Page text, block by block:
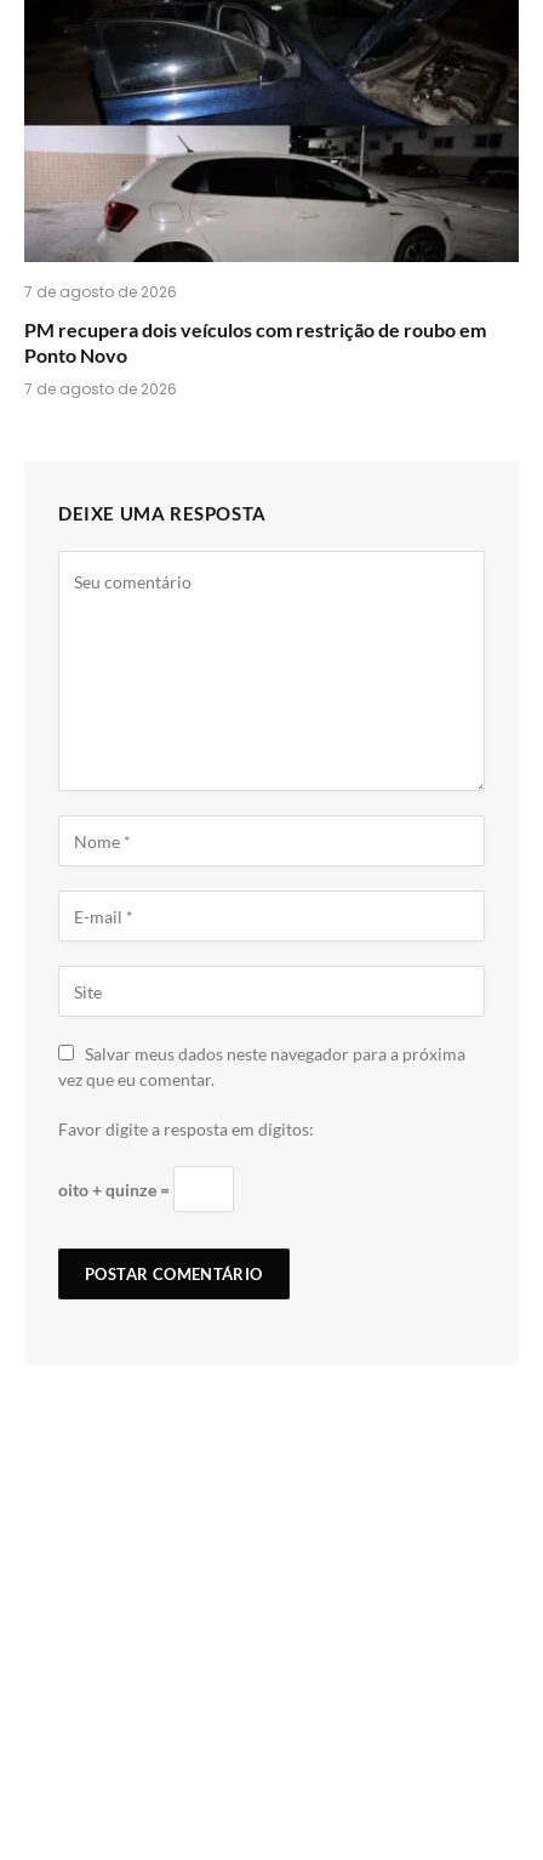
7 de agosto de 2026
PM recupera dois veículos com restrição de roubo em
Ponto Novo
7 de agosto de 2026
DEIXE UMA RESPOSTA
Salvar meus dados neste navegador para a próxima
vez que eu comentar.
Favor digite a resposta em dígitos:
oito + quinze =